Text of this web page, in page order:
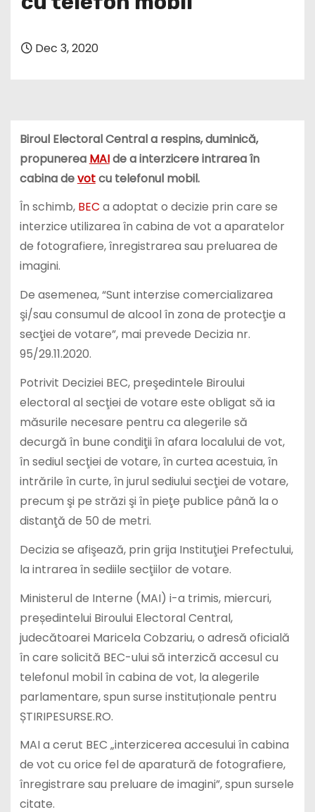
Dec 3, 2020
Biroul Electoral Central a respins, duminică,
propunerea MAIde a interzicere intrarea în
cabina devotcu telefonul mobil.
În schimb, BEC a adoptat o decizie prin care se
interzice utilizarea în cabina de vot a aparatelor
de fotografiere, înregistrarea sau preluarea de
imagini.
De asemenea, “Sunt interzise comercializarea
şi/sau consumul de alcool în zona de protecţie a
secţiei de votare”, mai prevede Decizia nr.
95/29.11.2020.
Potrivit Deciziei BEC, preşedintele Biroului
electoral al secţiei de votare este obligat să ia
măsurile necesare pentru ca alegerile să
decurgă în bune condiţii în afara localului de vot,
în sediul secţiei de votare, în curtea acestuia, în
intrările în curte, în jurul sediului secţiei de votare,
precum şi pe străzi şi în pieţe publice până la o
distanţă de 50 de metri.
Decizia se afişează, prin grija Instituţiei Prefectului,
la intrarea în sediile secţiilor de votare.
Ministerul de Interne (MAI) i-a trimis, miercuri,
președintelui Biroului Electoral Central,
judecătoarei Maricela Cobzariu, o adresă oficială
în care solicită BEC-ului să interzică accesul cu
telefonul mobil în cabina de vot, la alegerile
parlamentare, spun surse instituționale pentru
ȘTIRIPESURSE.RO.
MAI a cerut BEC „interzicerea accesului în cabina
de vot cu orice fel de aparatură de fotografiere,
înregistrare sau preluare de imagini”, spun sursele
citate.